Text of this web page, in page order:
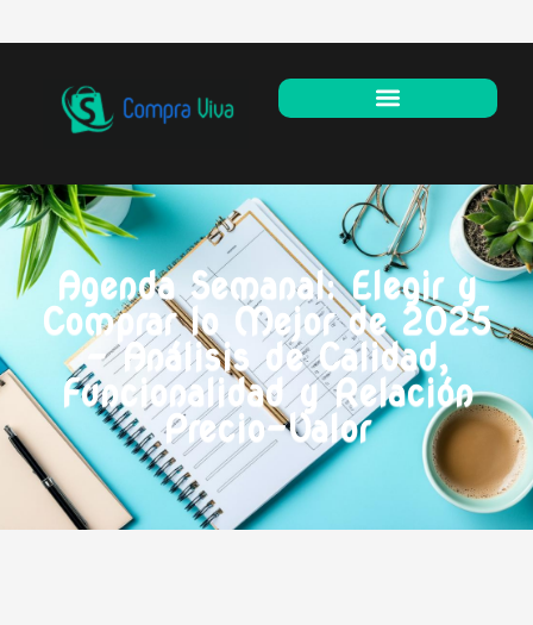
Agenda Semanal: Elegir y
Comprar lo Mejor de 2025
– Análisis de Calidad,
Funcionalidad y Relación
Precio-Valor